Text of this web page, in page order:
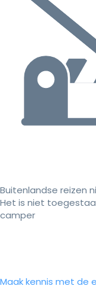
Buitenlandse reizen
Het is niet
camper
Maak kennis met de